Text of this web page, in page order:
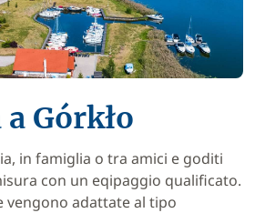
Górkło
in famiglia o tra amici e goditi
con un eqipaggio qualificato.
vengono adattate al tipo